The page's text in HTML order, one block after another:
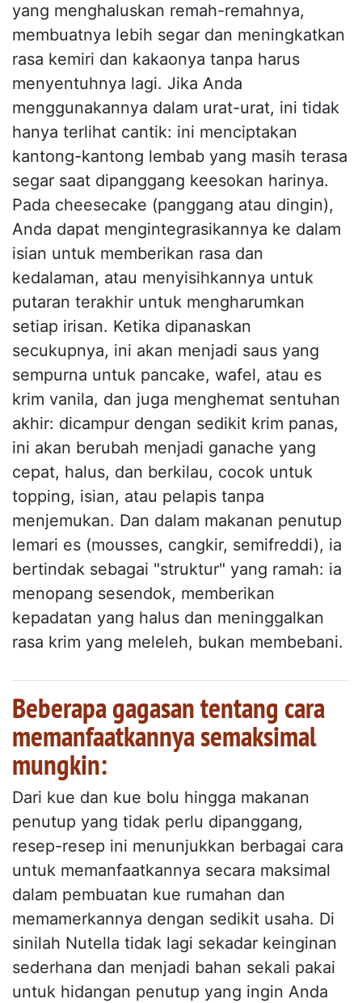
yang menghaluskan remah-remahnya,
membuatnya lebih segar dan meningkatkan
rasa kemiri dan kakaonya tanpa harus
menyentuhnya lagi. Jika Anda
menggunakannya dalam urat-urat, ini tidak
hanya terlihat cantik: ini menciptakan
kantong-kantong lembab yang masih terasa
segar saat dipanggang keesokan harinya.
Pada cheesecake (panggang atau dingin),
Anda dapat mengintegrasikannya ke dalam
isian untuk memberikan rasa dan
kedalaman, atau menyisihkannya untuk
putaran terakhir untuk mengharumkan
setiap irisan. Ketika dipanaskan
secukupnya, ini akan menjadi saus yang
sempurna untuk pancake, wafel, atau es
krim vanila, dan juga menghemat sentuhan
akhir: dicampur dengan sedikit krim panas,
ini akan berubah menjadi ganache yang
cepat, halus, dan berkilau, cocok untuk
topping, isian, atau pelapis tanpa
menjemukan. Dan dalam makanan penutup
lemari es (mousses, cangkir, semifreddi), ia
bertindak sebagai "struktur" yang ramah: ia
menopang sesendok, memberikan
kepadatan yang halus dan meninggalkan
rasa krim yang meleleh, bukan membebani.
Beberapa gagasan tentang cara
memanfaatkannya semaksimal
mungkin:
Dari kue dan kue bolu hingga makanan
penutup yang tidak perlu dipanggang,
resep-resep ini menunjukkan berbagai cara
untuk memanfaatkannya secara maksimal
dalam pembuatan kue rumahan dan
memamerkannya dengan sedikit usaha. Di
sinilah Nutella tidak lagi sekadar keinginan
sederhana dan menjadi bahan sekali pakai
untuk hidangan penutup yang ingin Anda